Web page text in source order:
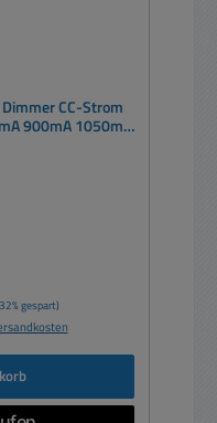
CC-Strom
900mA 1050mA
gespart)